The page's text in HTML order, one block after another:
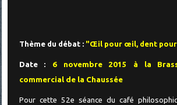
Thème du débat : "Œil pour œil, dent pour
Date : 6 novembre 2015 à la
commercial de la Chaussée
Pour cette 52e séance du café